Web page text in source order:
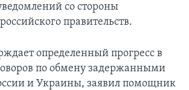
со стороны
правительств.
определенный прогресс в
по обмену задержанными
и Украины, заявил помощник